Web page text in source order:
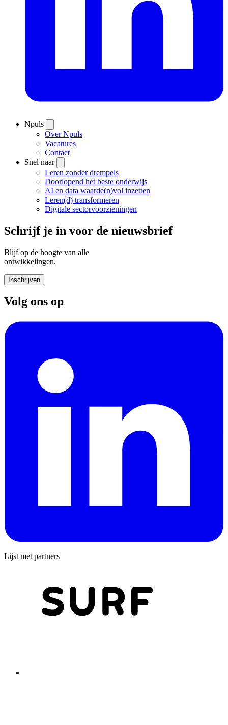
Npuls
Over Npuls
Vacatures
Contact
Snel naar
Leren zonder drempels
Doorlopend het beste onderwijs
AI en data waarde(n)vol inzetten
Leren(d) transformeren
Digitale sectorvoorzieningen
Schrijf je in voor de nieuwsbrief
Blijf op de hoogte van alle
ontwikkelingen.
Inschrijven
Volg ons op
Lijst met partners